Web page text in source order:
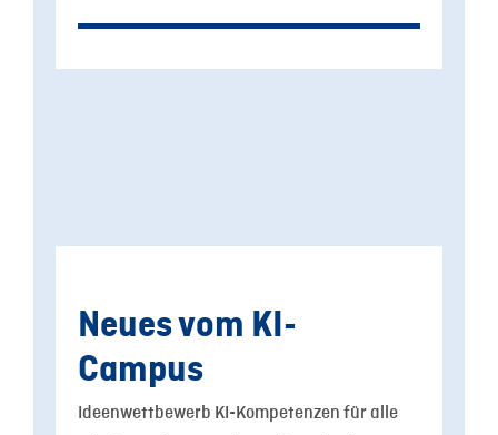
Neues vom KI-
Campus
Ideenwettbewerb KI-Kompetenzen für alle